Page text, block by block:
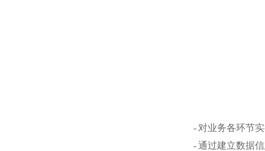
- 对业务各环节
- 通过建立数据